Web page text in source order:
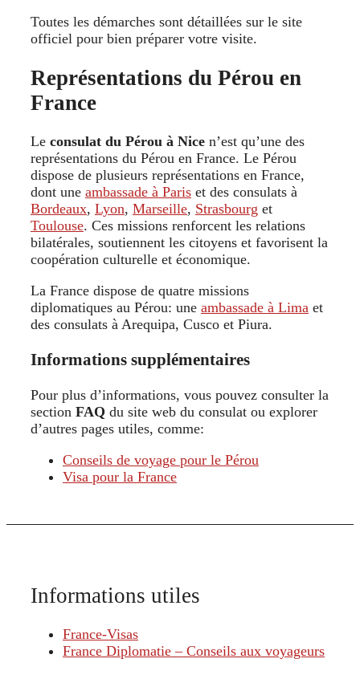
Toutes les démarches sont détaillées sur le site
officiel pour bien préparer votre visite.
Représentations du Pérou en
France
Le consulat du Pérou à Nice n’est qu’une des
représentations du Pérou en France. Le Pérou
dispose de plusieurs représentations en France,
dont une ambassade à Paris et des consulats à
Bordeaux, Lyon, Marseille, Strasbourg et
Toulouse. Ces missions renforcent les relations
bilatérales, soutiennent les citoyens et favorisent la
coopération culturelle et économique.
La France dispose de quatre missions
diplomatiques au Pérou: une ambassade à Lima et
des consulats à Arequipa, Cusco et Piura.
Informations supplémentaires
Pour plus d’informations, vous pouvez consulter la
section FAQ du site web du consulat ou explorer
d’autres pages utiles, comme:
Conseils de voyage pour le Pérou
Visa pour la France
Informations utiles
France-Visas
France Diplomatie – Conseils aux voyageurs